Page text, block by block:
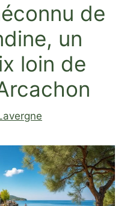
de
un
loin de